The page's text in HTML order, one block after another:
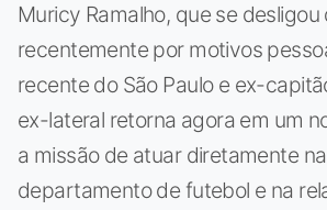
Muricy Ramalho, que se desligou
recentemente por motivos
recente do São Paulo e ex-
ex-lateral retorna agora em um
a missão de atuar diretamente
departamento de futebol e na